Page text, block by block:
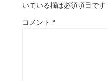
いている欄は必須項目です
コメント *